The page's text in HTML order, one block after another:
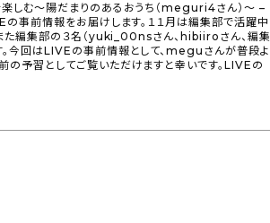
しむ〜陽だまりのあるおうち（meguri4さん）〜 –
の事前情報をお届けします。１１月は編集部で活躍中
編集部の３名（yuki_00nsさん、hibiiroさん、編集
。今回はLIVEの事前情報として、meguさんが普段よ
の予習としてご覧いただけますと幸いです。LIVEの